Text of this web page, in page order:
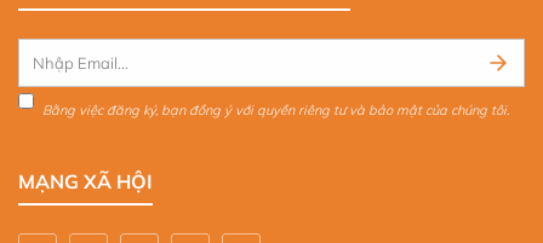
Bằng việc đăng ký, bạn đồng ý với quyền riêng tư và bảo mật của chúng tôi.
MẠNG XÃ HỘI